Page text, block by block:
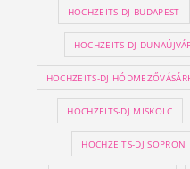
HOCHZEITS-DJ BUDAPEST
HOCHZEITS-DJ
HOCHZEITS-DJ
HOCHZEITS-DJ MISKOLC
HOCHZEITS-DJ SOPRON